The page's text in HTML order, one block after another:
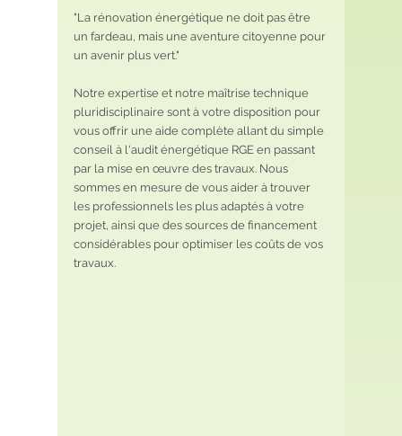
"La rénovation énergétique ne doit pas être
un fardeau, mais une aventure citoyenne pour
un avenir plus vert."
Notre expertise et notre maîtrise technique
pluridisciplinaire sont à votre disposition pour
vous offrir une aide complète allant du simple
conseil à l'audit énergétique RGE en passant
par la mise en œuvre des travaux. Nous
sommes en mesure de vous aider à trouver
les professionnels les plus adaptés à votre
projet, ainsi que des sources de financement
considérables pour optimiser les coûts de vos
travaux.